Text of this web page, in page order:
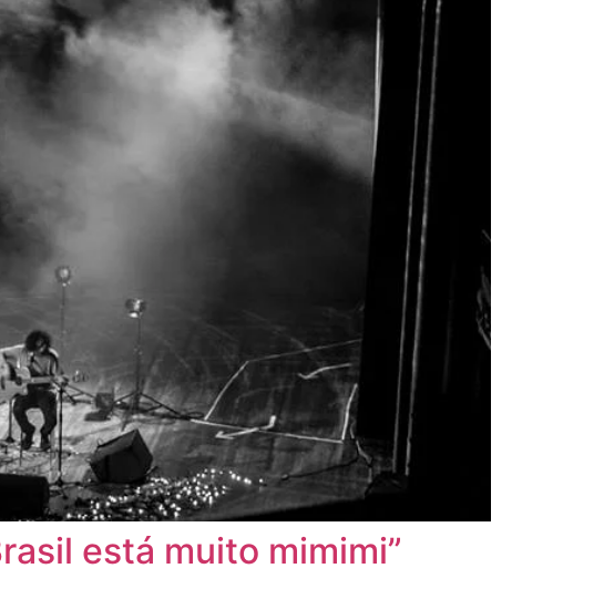
está muito mimimi”